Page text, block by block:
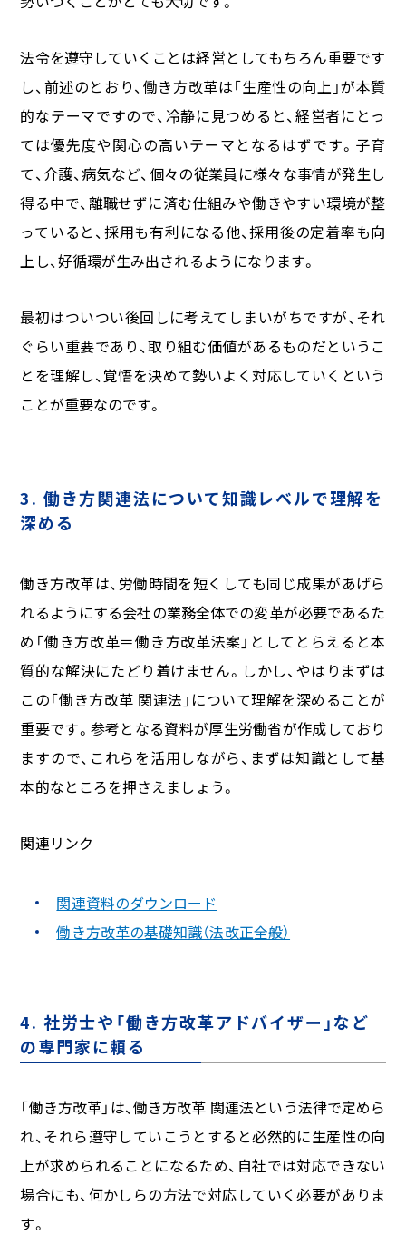
法令を遵守していくことは経営としてもちろん重要です
し、前述のとおり、働き方改革は「生産性の向上」が本質
的なテーマですので、冷静に見つめると、経営者にとっ
ては優先度や関心の高いテーマとなるはずです。子育
て、介護、病気など、個々の従業員に様々な事情が発生し
得る中で、離職せずに済む仕組みや働きやすい環境が整
っていると、採用も有利になる他、採用後の定着率も向
上し、好循環が生み出されるようになります。
最初はついつい後回しに考えてしまいがちですが、それ
ぐらい重要であり、取り組む価値があるものだというこ
とを理解し、覚悟を決めて勢いよく対応していくという
ことが重要なのです。
3. 働き方関連法について知識レベルで理解を
深める
働き方改革は、労働時間を短くしても同じ成果があげら
れるようにする会社の業務全体での変革が必要であるた
め「働き方改革＝働き方改革法案」としてとらえると本
質的な解決にたどり着けません。しかし、やはりまずは
この「働き方改革 関連法」について理解を深めることが
重要です。参考となる資料が厚生労働省が作成しており
ますので、これらを活用しながら、まずは知識として基
本的なところを押さえましょう。
関連リンク
関連資料のダウンロード
働き方改革の基礎知識（法改正全般）
4. 社労士や「働き方改革アドバイザー」など
の専門家に頼る
「働き方改革」は、働き方改革 関連法という法律で定めら
れ、それら遵守していこうとすると必然的に生産性の向
上が求められることになるため、自社では対応できない
場合にも、何かしらの方法で対応していく必要がありま
す。